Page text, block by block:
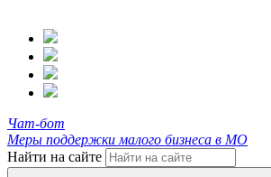
Чат-бот
Меры поддержки малого бизнеса в МО
Найти на сайте